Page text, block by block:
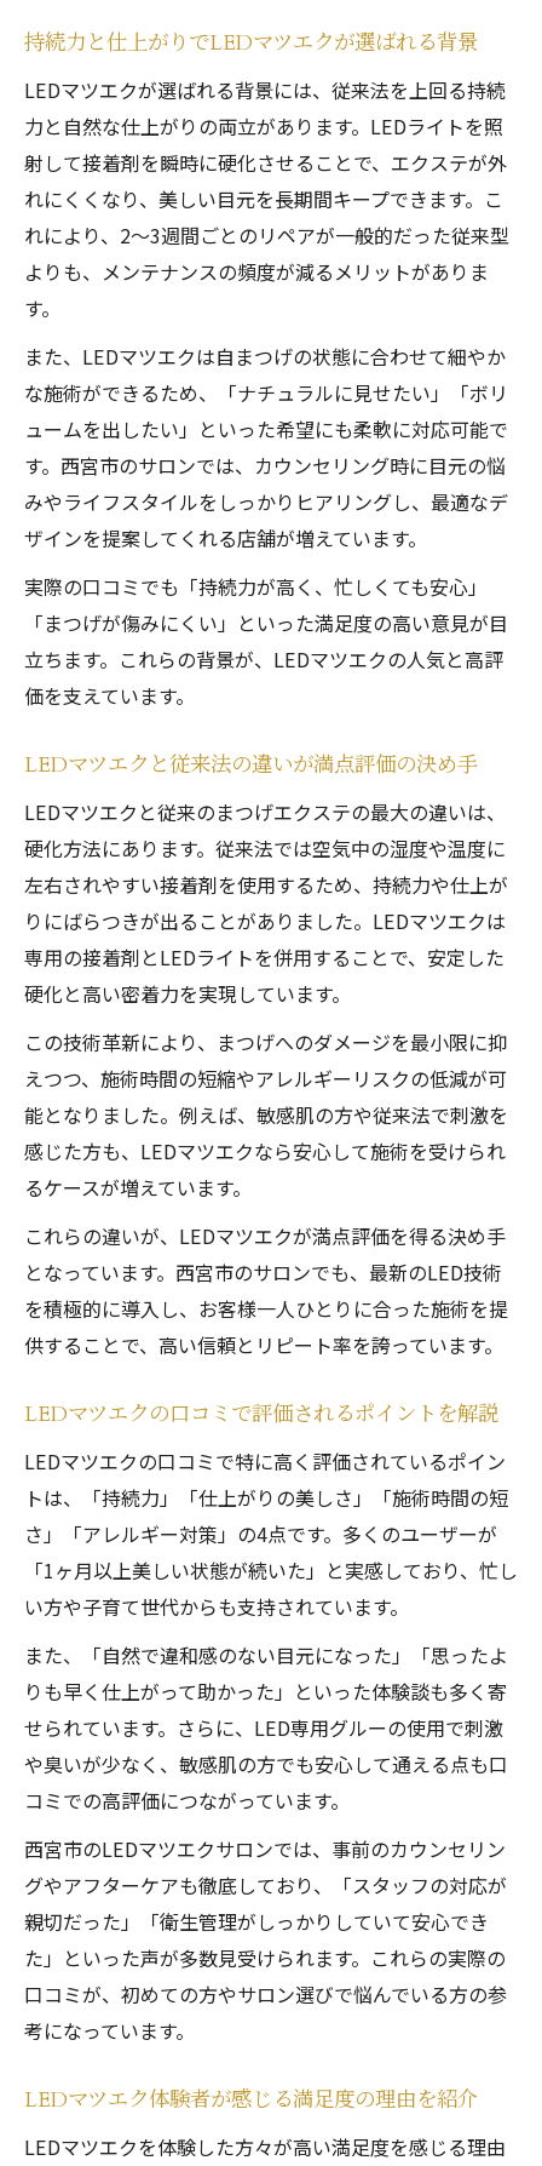
アレルギーリスク軽減がLEDマツエクの大
きな魅力
LEDマツエクの短時間施術が高評価の理由
に直結
LEDマツエクの特長で毎日が快適に過ごせ
る秘密
LEDマツエクの持続力と満足度に迫る
LEDマツエクで実感する持続力とメンテナ
LEDマツエクの満足度が口コミで高い理由
とは
LEDマツエクの持続力と仕上がりを徹底比
LEDマツエクで長く美しさを保つ秘訣を紹
介
美しさを長く保つLEDマツエクの秘訣とは
方法
LEDマツエク施術後の適切なメンテナンス
法
LEDマツエクの美しさをキープする生活習
慣とは
LEDマツエクの持続力を高める日常ケアを
解説
LEDマツエク後の洗顔やスキンケアのポイ
ント
なぜ西宮でLEDマツエクが選ばれるのか
西宮エリアでLEDマツエクが広がる理由を
解説
LEDマツエクが西宮で選ばれる利用者の声
とは
西宮の美容意識がLEDマツエク人気を後押
し
背景
西宮でLEDマツエクを選ぶ人の満足ポイン
ト
持続力と仕上がりでLEDマツエクが選ばれる背景
LEDマツエクが選ばれる背景には、従来法を上回る持続
力と自然な仕上がりの両立があります。LEDライトを照
射して接着剤を瞬時に硬化させることで、エクステが外
れにくくなり、美しい目元を長期間キープできます。こ
れにより、2〜3週間ごとのリペアが一般的だった従来型
よりも、メンテナンスの頻度が減るメリットがありま
す。
また、LEDマツエクは自まつげの状態に合わせて細やか
な施術ができるため、「ナチュラルに見せたい」「ボリ
ュームを出したい」といった希望にも柔軟に対応可能で
す。西宮市のサロンでは、カウンセリング時に目元の悩
みやライフスタイルをしっかりヒアリングし、最適なデ
ザインを提案してくれる店舗が増えています。
実際の口コミでも「持続力が高く、忙しくても安心」
「まつげが傷みにくい」といった満足度の高い意見が目
立ちます。これらの背景が、LEDマツエクの人気と高評
価を支えています。
LEDマツエクと従来法の違いが満点評価の決め手
LEDマツエクと従来のまつげエクステの最大の違いは、
硬化方法にあります。従来法では空気中の湿度や温度に
左右されやすい接着剤を使用するため、持続力や仕上が
りにばらつきが出ることがありました。LEDマツエクは
専用の接着剤とLEDライトを併用することで、安定した
硬化と高い密着力を実現しています。
この技術革新により、まつげへのダメージを最小限に抑
えつつ、施術時間の短縮やアレルギーリスクの低減が可
能となりました。例えば、敏感肌の方や従来法で刺激を
感じた方も、LEDマツエクなら安心して施術を受けられ
るケースが増えています。
これらの違いが、LEDマツエクが満点評価を得る決め手
となっています。西宮市のサロンでも、最新のLED技術
を積極的に導入し、お客様一人ひとりに合った施術を提
供することで、高い信頼とリピート率を誇っています。
LEDマツエクの口コミで評価されるポイントを解説
LEDマツエクの口コミで特に高く評価されているポイン
トは、「持続力」「仕上がりの美しさ」「施術時間の短
さ」「アレルギー対策」の4点です。多くのユーザーが
「1ヶ月以上美しい状態が続いた」と実感しており、忙し
い方や子育て世代からも支持されています。
また、「自然で違和感のない目元になった」「思ったよ
りも早く仕上がって助かった」といった体験談も多く寄
せられています。さらに、LED専用グルーの使用で刺激
や臭いが少なく、敏感肌の方でも安心して通える点も口
コミでの高評価につながっています。
西宮市のLEDマツエクサロンでは、事前のカウンセリン
グやアフターケアも徹底しており、「スタッフの対応が
親切だった」「衛生管理がしっかりしていて安心でき
た」といった声が多数見受けられます。これらの実際の
口コミが、初めての方やサロン選びで悩んでいる方の参
考になっています。
LEDマツエク体験者が感じる満足度の理由を紹介
LEDマツエクを体験した方々が高い満足度を感じる理由